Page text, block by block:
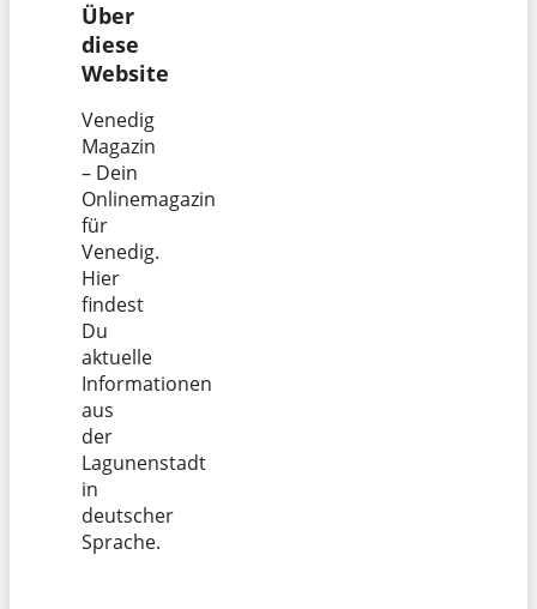
Über
diese
Website
Venedig
Magazin
– Dein
Onlinemagazin
für
Venedig.
Hier
findest
Du
aktuelle
Informationen
aus
der
Lagunenstadt
in
deutscher
Sprache.